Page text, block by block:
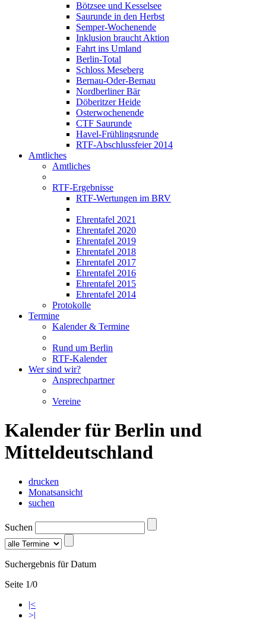
Bötzsee und Kesselsee
Saurunde in den Herbst
Semper-Wochenende
Inklusion braucht Aktion
Fahrt ins Umland
Berlin-Total
Schloss Meseberg
Bernau-Oder-Bernau
Nordberliner Bär
Döberitzer Heide
Osterwochenende
CTF Saurunde
Havel-Frühlingsrunde
RTF-Abschlussfeier 2014
Amtliches
Amtliches
RTF-Ergebnisse
RTF-Wertungen im BRV
Ehrentafel 2021
Ehrentafel 2020
Ehrentafel 2019
Ehrentafel 2018
Ehrentafel 2017
Ehrentafel 2016
Ehrentafel 2015
Ehrentafel 2014
Protokolle
Termine
Kalender & Termine
Rund um Berlin
RTF-Kalender
Wer sind wir?
Ansprechpartner
Vereine
Kalender für Berlin und
Mitteldeutschland
drucken
Monatsansicht
suchen
Suchen
Suchergebnis für Datum
Seite 1/0
|<
>|